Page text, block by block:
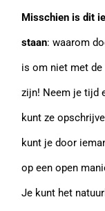
Misschien is dit
staan: waarom
is om niet met de
zijn! Neem je tijd
kunt ze
kunt je door
op een open
Je kunt het